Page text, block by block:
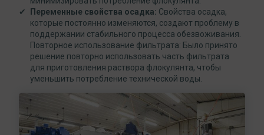
Переменные свойства осадка: Свойства осадка,
которые постоянно изменяются, создают проблему в
поддержании стабильного процесса обезвоживания.
Повторное использование фильтрата: Было принято
решение повторно использовать часть фильтрата
для приготовления раствора флокулянта, чтобы
уменьшить потребление технической воды.